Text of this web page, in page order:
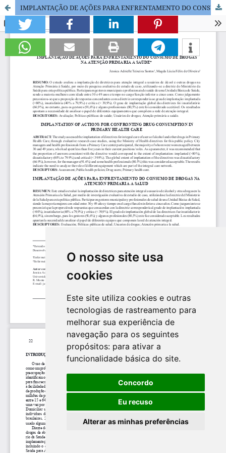
O nosso site usa
cookies
Este site utiliza cookies e outras
tecnologias de rastreamento para
melhorar sua experiência de
navegação para os seguintes
propósitos: para ativar a
funcionalidade básica do site.
Concordo
Eu recuso
Alterar as minhas preferências
IMPLANTAÇÃO DE AÇÕES PARA ENFRENTAMENTO DO CONSUMO DE DROGAS NA ATENÇÃO PRIMARIA A SAÚDE